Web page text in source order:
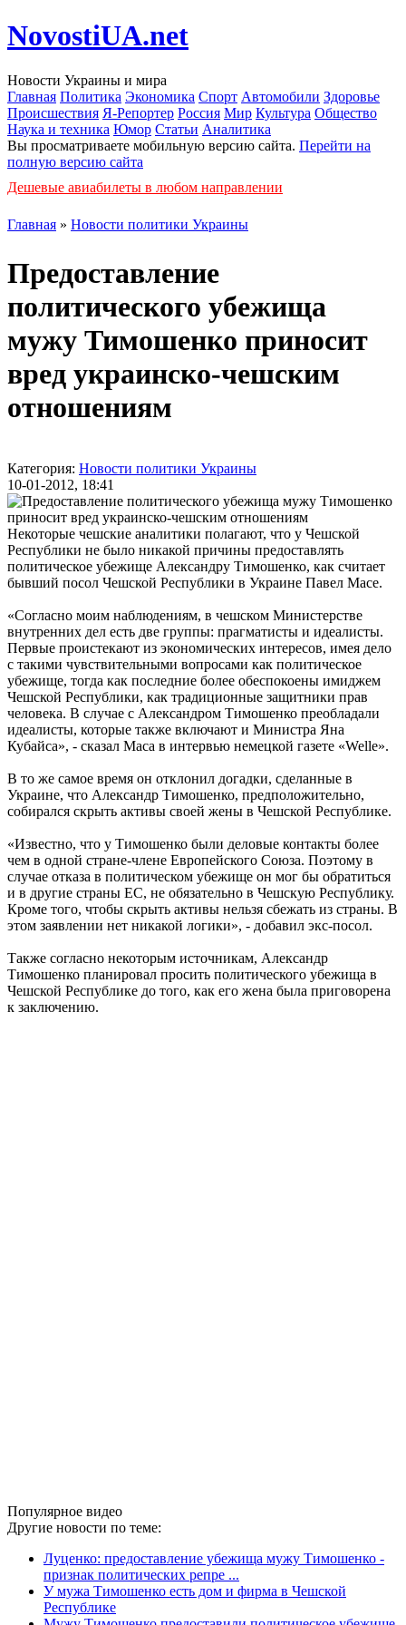
NovostiUA.net
Новости Украины и мира
Главная Политика Экономика Спорт Автомобили Здоровье
Происшествия Я-Репортер Россия Мир Культура Общество
Наука и техника Юмор Статьи Аналитика
Вы просматриваете мобильную версию сайта. Перейти на
полную версию сайта
Дешевые авиабилеты в любом направлении
Главная » Новости политики Украины
Предоставление
политического убежища
мужу Тимошенко приносит
вред украинско-чешским
отношениям
Категория: Новости политики Украины
10-01-2012, 18:41
Некоторые чешские аналитики полагают, что у Чешской
Республики не было никакой причины предоставлять
политическое убежище Александру Тимошенко, как считает
бывший посол Чешской Республики в Украине Павел Масе.
«Согласно моим наблюдениям, в чешском Министерстве
внутренних дел есть две группы: прагматисты и идеалисты.
Первые проистекают из экономических интересов, имея дело
с такими чувствительными вопросами как политическое
убежище, тогда как последние более обеспокоены имиджем
Чешской Республики, как традиционные защитники прав
человека. В случае с Александром Тимошенко преобладали
идеалисты, которые также включают и Министра Яна
Кубайса», - сказал Маса в интервью немецкой газете «Welle».
В то же самое время он отклонил догадки, сделанные в
Украине, что Александр Тимошенко, предположительно,
собирался скрыть активы своей жены в Чешской Республике.
«Известно, что у Тимошенко были деловые контакты более
чем в одной стране-члене Европейского Союза. Поэтому в
случае отказа в политическом убежище он мог бы обратиться
и в другие страны ЕС, не обязательно в Чешскую Республику.
Кроме того, чтобы скрыть активы нельзя сбежать из страны. В
этом заявлении нет никакой логики», - добавил экс-посол.
Также согласно некоторым источникам, Александр
Тимошенко планировал просить политического убежища в
Чешской Республике до того, как его жена была приговорена
к заключению.
Популярное видео
Другие новости по теме:
Луценко: предоставление убежища мужу Тимошенко -
признак политических репре ...
У мужа Тимошенко есть дом и фирма в Чешской
Республике